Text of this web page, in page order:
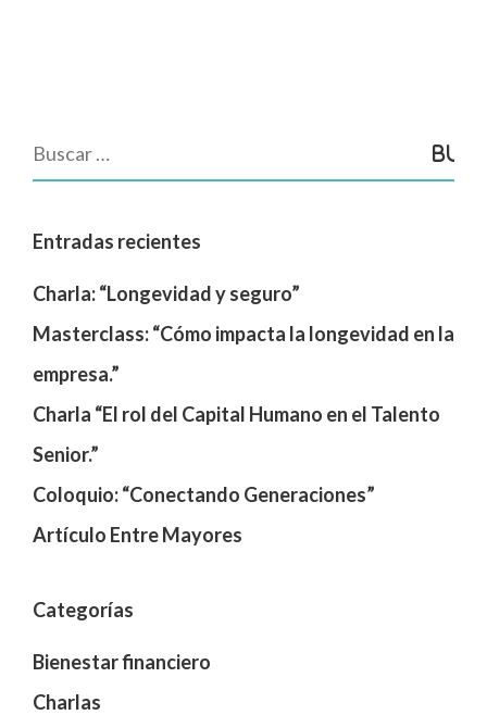
Entradas recientes
Charla: “Longevidad y seguro”
Masterclass: “Cómo impacta la longevidad en la
empresa.”
Charla “El rol del Capital Humano en el Talento
Senior.”
Coloquio: “Conectando Generaciones”
Artículo Entre Mayores
Categorías
Bienestar financiero
Charlas